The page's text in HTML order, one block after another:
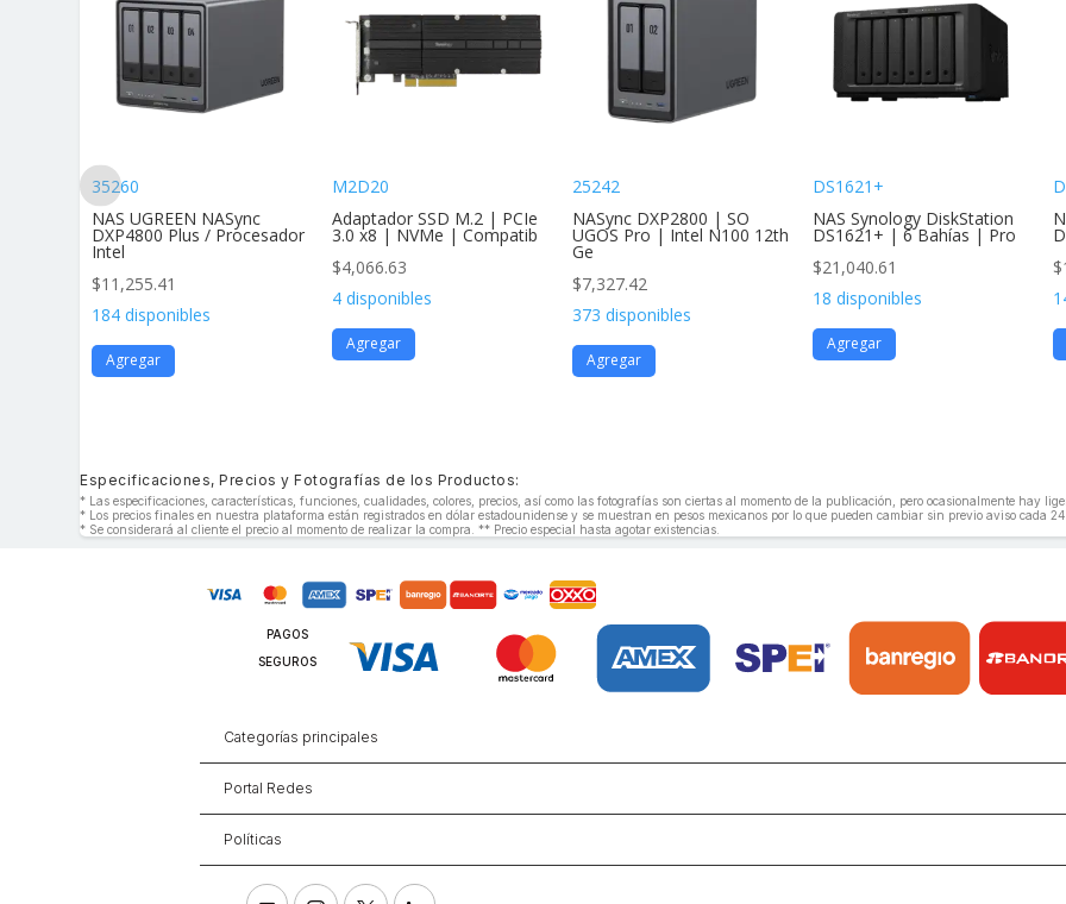
35260
NAS UGREEN NASync
DXP4800 Plus / Procesador
Intel
$11,255.41
184 disponibles
Agregar
M2D20
Adaptador SSD M.2 | PCIe
3.0 x8 | NVMe | Compatib
$4,066.63
4 disponibles
Agregar
25242
NASync DXP2800 | SO
UGOS Pro | Intel N100 12th
Ge
$7,327.42
373 disponibles
Agregar
DS1621+
NAS Synology DiskStation
DS1621+ | 6 Bahías | Pro
$21,040.61
18 disponibles
Agregar
$
Especificaciones, Precios y Fotografías de los Productos:
* Las especificaciones, características, funciones, cualidades, colores, precios, así como las fotografías son ciertas al momento de la publicación, pero ocasionalmente hay
* Los precios finales en nuestra plataforma están registrados en dólar estadounidense y se muestran en pesos mexicanos por lo que pueden cambiar sin previo aviso cada 24
* Se considerará al cliente el precio al momento de realizar la compra. ** Precio especial hasta agotar existencias.
PAGOS
SEGUROS
Categorías principales
Portal Redes
Políticas